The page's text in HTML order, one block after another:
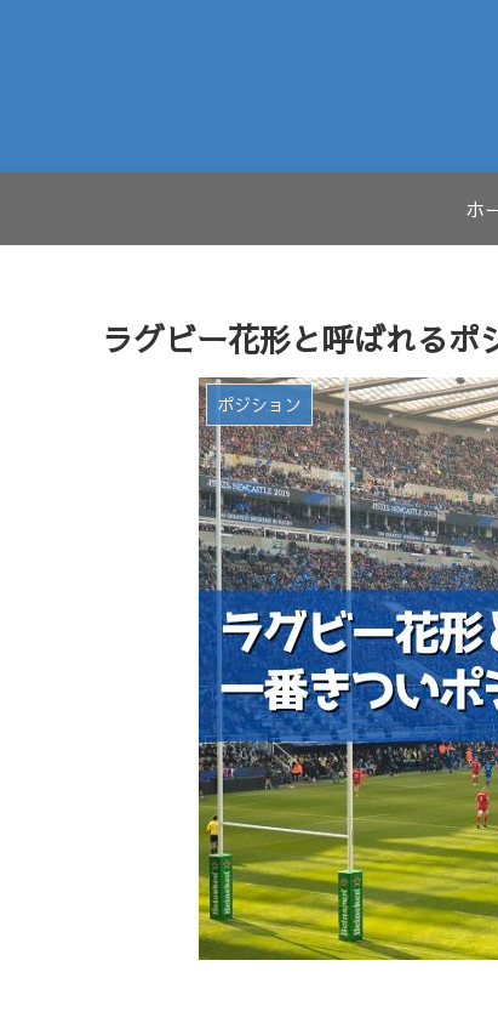
ホ
ラグビー花形と呼ばれる
ポジション